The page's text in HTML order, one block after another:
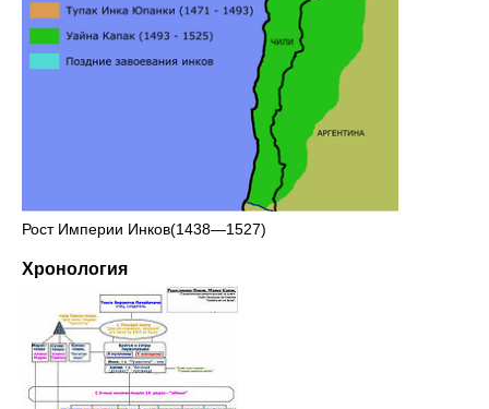
Рост Империи Инков(1438—1527)
Хронология